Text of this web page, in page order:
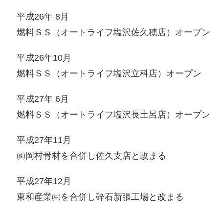
平成26年 8月
燃料ＳＳ（オートライフ塩沢佐久穂店）オープン
平成26年10月
燃料ＳＳ（オートライフ塩沢立科店）オープン
平成27年 6月
燃料ＳＳ（オートライフ塩沢長土呂店）オープン
平成27年11月
㈱岡村骨材を合併し佐久支店と改まる
平成27年12月
東和産業㈱を合併し砕石新張工場と改まる